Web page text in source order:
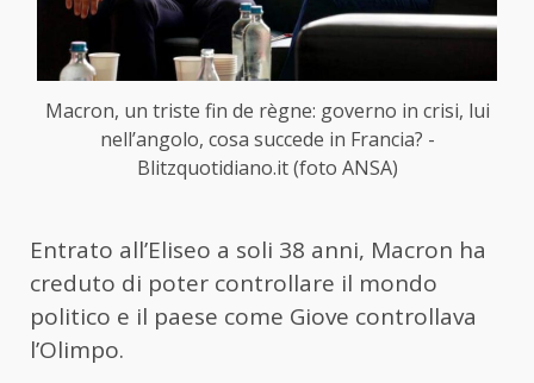
Macron, un triste fin de règne: governo in crisi, lui
nell’angolo, cosa succede in Francia? -
Blitzquotidiano.it (foto ANSA)
Entrato all’Eliseo a soli 38 anni, Macron ha
creduto di poter controllare il mondo
politico e il paese come Giove controllava
l’Olimpo.